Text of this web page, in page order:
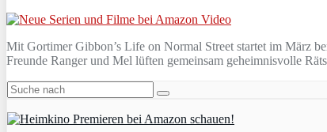
Mit Gortimer Gibbon’s Life on Normal Street startet im März
Freunde Ranger und Mel lüften gemeinsam geheimnisvolle